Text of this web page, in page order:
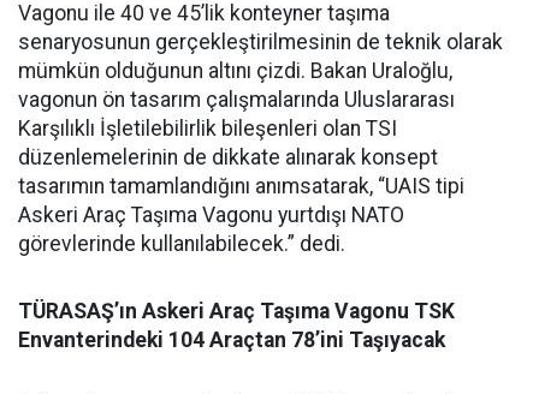
Vagonu ile 40 ve 45’lik konteyner taşıma
senaryosunun gerçekleştirilmesinin de teknik olarak
mümkün olduğunun altını çizdi. Bakan Uraloğlu,
vagonun ön tasarım çalışmalarında Uluslararası
Karşılıklı İşletilebilirlik bileşenleri olan TSI
düzenlemelerinin de dikkate alınarak konsept
tasarımın tamamlandığını anımsatarak, “UAIS tipi
Askeri Araç Taşıma Vagonu yurtdışı NATO
görevlerinde kullanılabilecek.” dedi.
TÜRASAŞ’ın Askeri Araç Taşıma Vagonu TSK
Envanterindeki 104 Araçtan 78’ini Taşıyacak